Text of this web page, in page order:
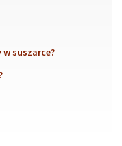
suszarce?